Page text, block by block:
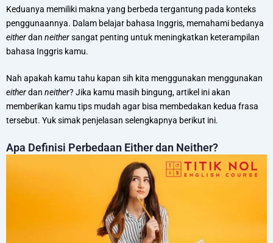
Keduanya memiliki makna yang berbeda tergantung pada konteks
penggunaannya. Dalam belajar bahasa Inggris, memahami bedanya
eitherdan neithersangat penting untuk meningkatkan keterampilan
bahasa Inggris kamu.
Nah apakah kamu tahu kapan sih kita menggunakan menggunakan
eitherdan neither? Jika kamu masih bingung, artikel ini akan
memberikan kamu tips mudah agar bisa membedakan kedua frasa
tersebut. Yuk simak penjelasan selengkapnya berikut ini.
Apa Definisi Perbedaan Either dan Neither?